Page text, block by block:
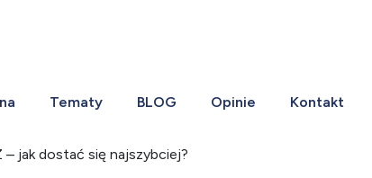
Tematy BLOG Opinie Kontakt
jak dostać się najszybciej?